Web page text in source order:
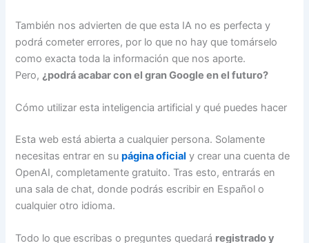
También nos advierten de que esta IA no es perfecta y
podrá cometer errores, por lo que no hay que tomárselo
como exacta toda la información que nos aporte.
Pero, ¿podrá acabar con el gran Google en el futuro?
Cómo utilizar esta inteligencia artificial y qué puedes hacer
Esta web está abierta a cualquier persona. Solamente
necesitas entrar en supágina oficial y crear una cuenta de
OpenAI, completamente gratuito. Tras esto, entrarás en
una sala de chat, donde podrás escribir en Español o
cualquier otro idioma.
Todo lo que escribas o preguntes quedará registrado y